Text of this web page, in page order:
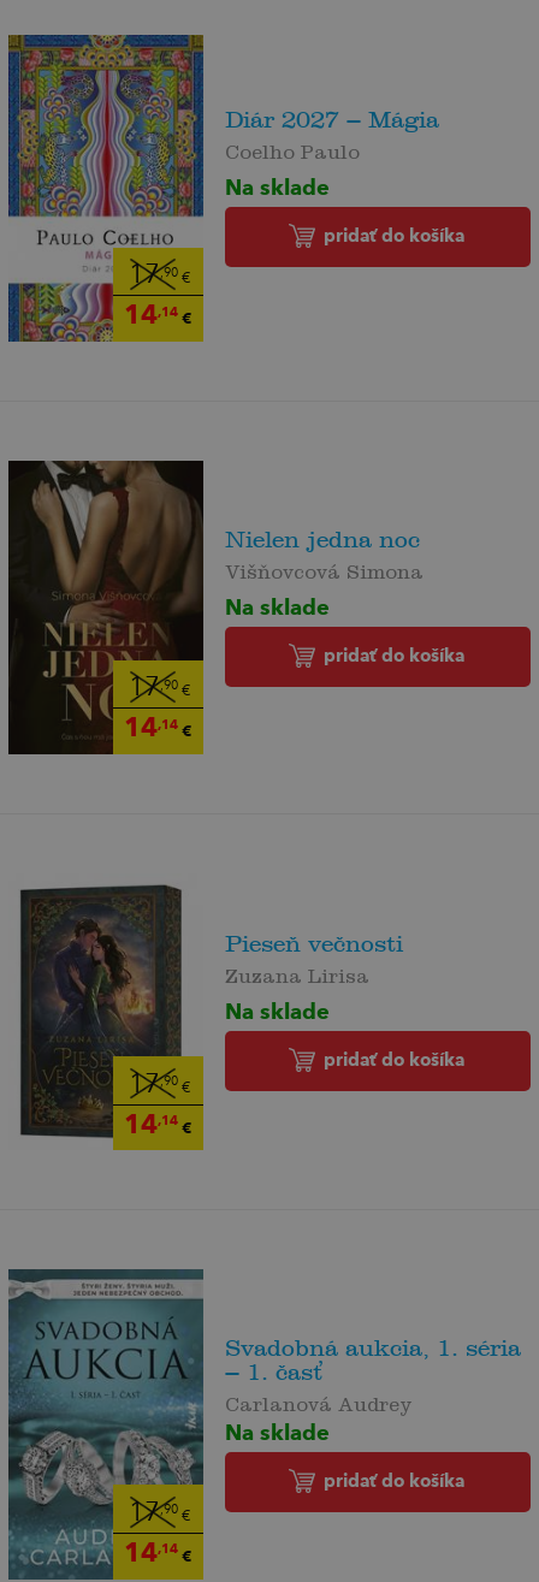
17,90€
14,14€
Diár 2027 – Mágia
Coelho Paulo
Na sklade
pridať do košíka
17,90€
14,14€
Nielen jedna noc
Višňovcová Simona
Na sklade
pridať do košíka
17,90€
14,14€
Pieseň večnosti
Zuzana Lirisa
Na sklade
pridať do košíka
17,90€
14,14€
Svadobná aukcia, 1. séria
– 1. časť
Carlanová Audrey
Na sklade
pridať do košíka